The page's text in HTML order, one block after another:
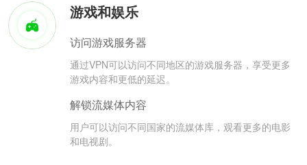
游戏和娱乐
访问游戏服务器
通过VPN可以访问不同地区的游戏服务器，享受更多
游戏内容和更低的延迟。
解锁流媒体内容
用户可以访问不同国家的流媒体库，观看更多的电影
和电视剧。